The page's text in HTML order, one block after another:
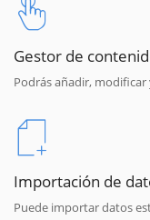
Gestor de
Podrás añadir,
Importación de
Puede importar datos